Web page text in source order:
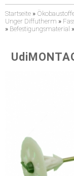
Startseite »
Unger Diffutherm »
» Befestigungsmaterial »